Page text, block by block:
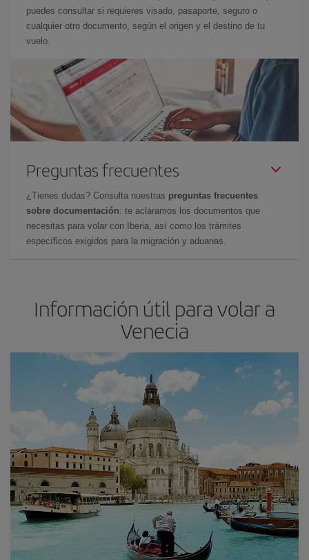
puedes consultar si requieres visado, pasaporte, seguro o
cualquier otro documento, según el origen y el destino de tu
vuelo.
Preguntas frecuentes
¿Tienes dudas? Consulta nuestras preguntas frecuentes
sobre documentación: te aclaramos los documentos que
necesitas para volar con Iberia, así como los trámites
específicos exigidos para la migración y aduanas.
Información útil para volar a
Venecia